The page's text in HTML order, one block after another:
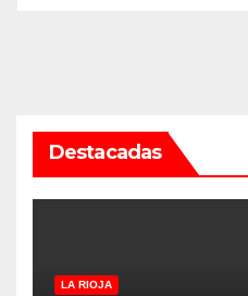
Destacadas
LA RIOJA